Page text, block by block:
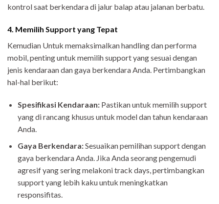
kontrol saat berkendara di jalur balap atau jalanan berbatu.
4. Memilih Support yang Tepat
Kemudian Untuk memaksimalkan handling dan performa
mobil, penting untuk memilih support yang sesuai dengan
jenis kendaraan dan gaya berkendara Anda. Pertimbangkan
hal-hal berikut:
Spesifikasi Kendaraan:Pastikan untuk memilih support
yang di rancang khusus untuk model dan tahun kendaraan
Anda.
Gaya Berkendara:Sesuaikan pemilihan support dengan
gaya berkendara Anda. Jika Anda seorang pengemudi
agresif yang sering melakoni track days, pertimbangkan
support yang lebih kaku untuk meningkatkan
responsifitas.